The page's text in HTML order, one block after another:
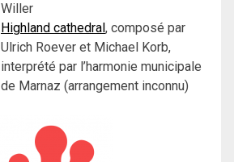
Willer
Highland cathedral, composé par
Ulrich Roever et Michael Korb,
interprété par l’harmonie municipale
de Marnaz (arrangement inconnu)